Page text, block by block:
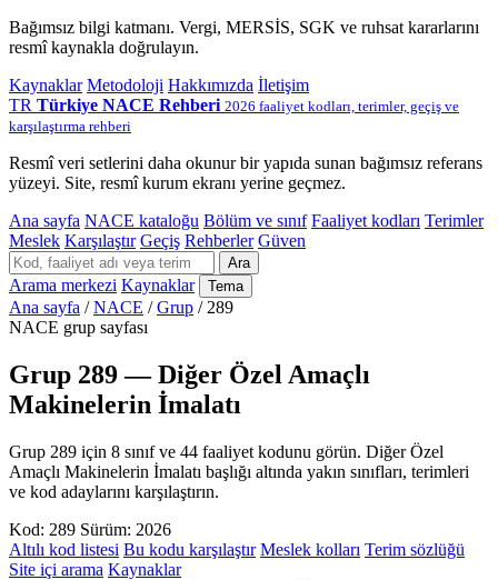
Bağımsız bilgi katmanı. Vergi, MERSİS, SGK ve ruhsat kararlarını
resmî kaynakla doğrulayın.
Kaynaklar Metodoloji Hakkımızda İletişim
TR Türkiye NACE Rehberi 2026 faaliyet kodları, terimler, geçiş ve
karşılaştırma rehberi
Resmî veri setlerini daha okunur bir yapıda sunan bağımsız referans
yüzeyi. Site, resmî kurum ekranı yerine geçmez.
Ana sayfa NACE kataloğu Bölüm ve sınıf Faaliyet kodları Terimler
Meslek Karşılaştır Geçiş Rehberler Güven
Ara
Arama merkezi Kaynaklar Tema
Ana sayfa / NACE / Grup / 289
NACE grup sayfası
Grup 289 — Diğer Özel Amaçlı
Makinelerin İmalatı
Grup 289 için 8 sınıf ve 44 faaliyet kodunu görün. Diğer Özel
Amaçlı Makinelerin İmalatı başlığı altında yakın sınıfları, terimleri
ve kod adaylarını karşılaştırın.
Kod: 289 Sürüm: 2026
Altılı kod listesi Bu kodu karşılaştır Meslek kolları Terim sözlüğü
Site içi arama Kaynaklar